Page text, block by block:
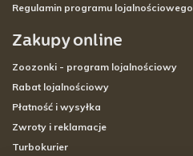
Regulamin programu lojalnościowego
Zakupy online
Zoozonki - program lojalnościowy
Rabat lojalnościowy
Płatność i wysyłka
Zwroty i reklamacje
Turbokurier